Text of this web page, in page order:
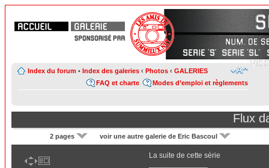
Index du forum • Index des galeries ‹ Photos ‹ GALERIES
Modes d’emploi et règlements
FAQ et charte
Flux
2 pages voir une autre galerie de Eric Bascoul
La suite de cette série